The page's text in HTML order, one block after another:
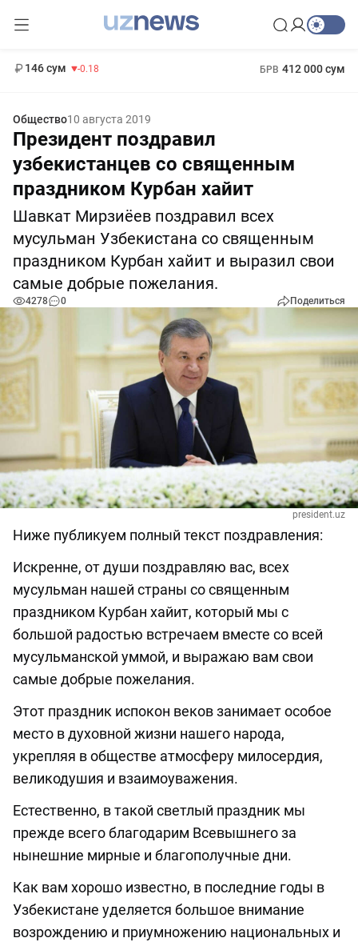
146 сум -0.18 БРВ 412 000 сум
Общество10 августа 2019
Президент поздравил
узбекистанцев со священным
праздником Курбан хайит
Шавкат Мирзиёев поздравил всех
мусульман Узбекистана со священным
праздником Курбан хайит и выразил свои
самые добрые пожелания.
4278 0 Поделиться
president.uz
Ниже публикуем полный текст поздравления:
Искренне, от души поздравляю вас, всех
мусульман нашей страны со священным
праздником Курбан хайит, который мы с
большой радостью встречаем вместе со всей
мусульманской уммой, и выражаю вам свои
самые добрые пожелания.
Этот праздник испокон веков занимает особое
место в духовной жизни нашего народа,
укрепляя в обществе атмосферу милосердия,
великодушия и взаимоуважения.
Естественно, в такой светлый праздник мы
прежде всего благодарим Всевышнего за
нынешние мирные и благополучные дни.
Как вам хорошо известно, в последние годы в
Узбекистане уделяется большое внимание
возрождению и приумножению национальных и